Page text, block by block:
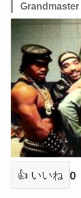
👍 いいね 0